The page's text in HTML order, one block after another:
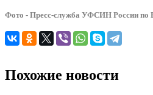
Фото - Пресс-служба УФСИН России по
Похожие новости